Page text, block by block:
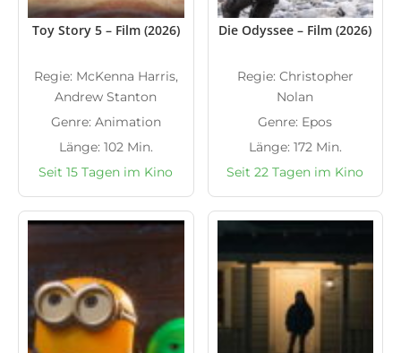
Toy Story 5 – Film (2026)
Regie: McKenna Harris,
Andrew Stanton
Genre: Animation
Länge: 102 Min.
Seit 15 Tagen im Kino
Die Odyssee – Film (2026)
Regie: Christopher
Nolan
Genre: Epos
Länge: 172 Min.
Seit 22 Tagen im Kino